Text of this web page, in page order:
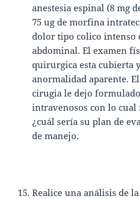
anestesia espinal (8 mg
75 ug de morfina
dolor tipo colico intenso
abdominal. El examen
quirurgica esta cubierta
anormalidad aparente.
cirugia le dejo
intravenosos con lo
¿cuál sería su plan de
de manejo.
Realice una análisis de